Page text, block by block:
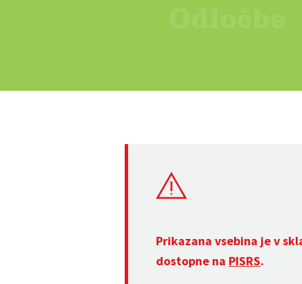
Prikazana vsebina je v
dostopne na PISRS.